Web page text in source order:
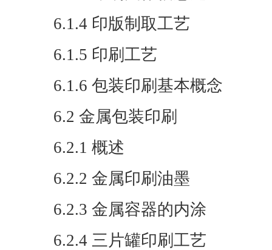
6.1.4 印版制取工艺
6.1.5 印刷工艺
6.1.6 包装印刷基本概念
6.2 金属包装印刷
6.2.1 概述
6.2.2 金属印刷油墨
6.2.3 金属容器的内涂
6.2.4 三片罐印刷工艺